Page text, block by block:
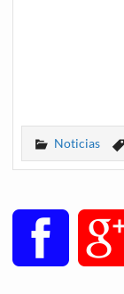
Noticias